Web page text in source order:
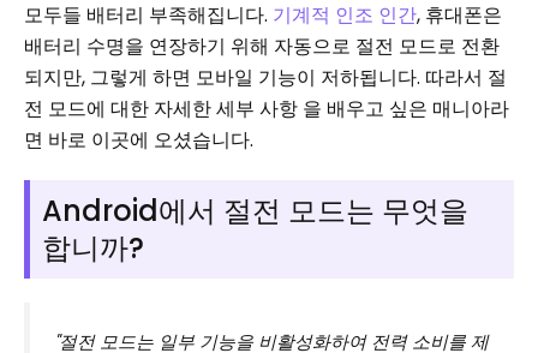
모두들 배터리 부족해집니다. 기계적 인조 인간, 휴대폰은
배터리 수명을 연장하기 위해 자동으로 절전 모드로 전환
되지만, 그렇게 하면 모바일 기능이 저하됩니다. 따라서 절
전 모드에 대한 자세한 세부 사항 을 배우고 싶은 매니아라
면 바로 이곳에 오셨습니다.
Android에서 절전 모드는 무엇을
합니까?
"절전 모드는 일부 기능을 비활성화하여 전력 소비를 제